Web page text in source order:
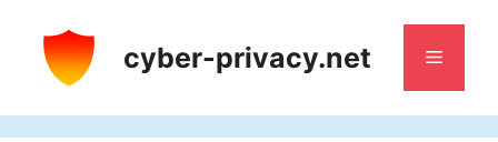
contenido
cyber-privacy.net Menú